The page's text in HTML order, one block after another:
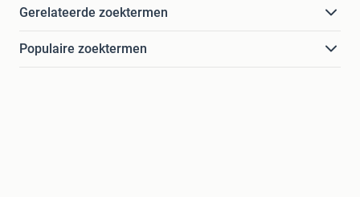
Gerelateerde zoektermen
Populaire zoektermen